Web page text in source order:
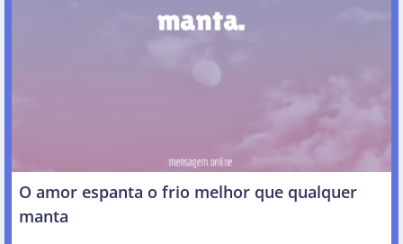
O amor espanta o frio melhor que qualquer
manta